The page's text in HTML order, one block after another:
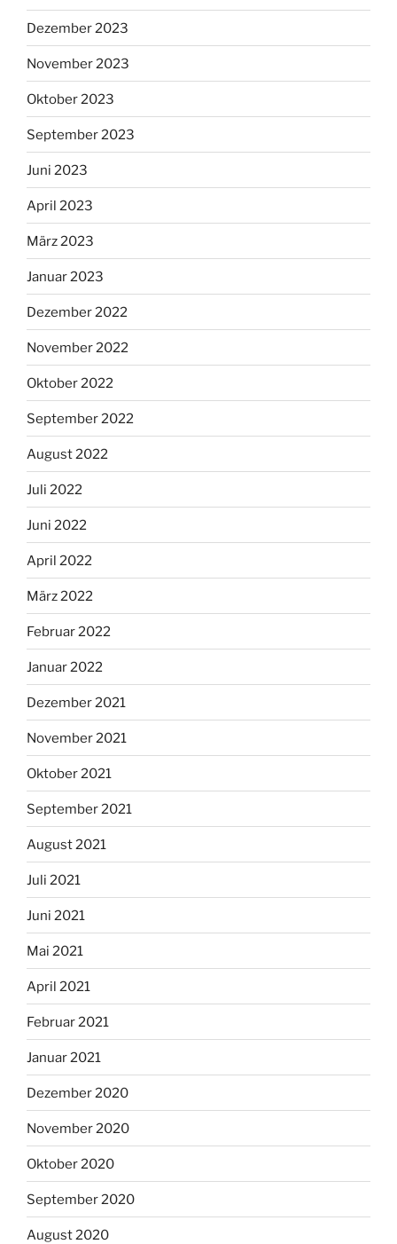
Dezember 2023
November 2023
Oktober 2023
September 2023
Juni 2023
April 2023
März 2023
Januar 2023
Dezember 2022
November 2022
Oktober 2022
September 2022
August 2022
Juli 2022
Juni 2022
April 2022
März 2022
Februar 2022
Januar 2022
Dezember 2021
November 2021
Oktober 2021
September 2021
August 2021
Juli 2021
Juni 2021
Mai 2021
April 2021
Februar 2021
Januar 2021
Dezember 2020
November 2020
Oktober 2020
September 2020
August 2020